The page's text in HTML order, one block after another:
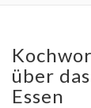
über
Essen